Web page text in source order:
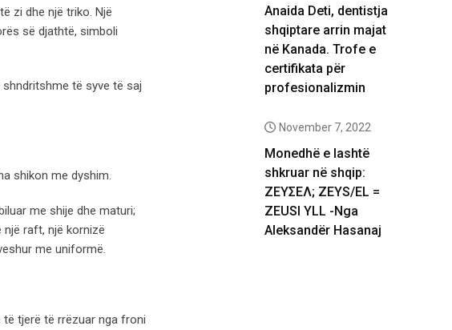
zi dhe një triko. Një
së djathtë, simboli
të syve të saj
shikon me dyshim.
me shije dhe maturi;
një raft, një kornizë
me uniformë.
të tjerë të rrëzuar nga froni
Anaida Deti, dentistja
shqiptare arrin majat
në Kanada. Trofe e
certifikata për
profesionalizmin
November 7, 2022
Monedhë e lashtë
shkruar në shqip:
ΖΕΥΣΕΛ; ZEYS/EL =
ZEUSI YLL -Nga
Aleksandër Hasanaj